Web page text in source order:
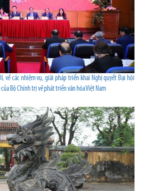
về các nhiệm vụ, giải pháp triển khai Nghị quyết Đại hội
Bộ Chính trị về phát triển văn hóa Việt Nam